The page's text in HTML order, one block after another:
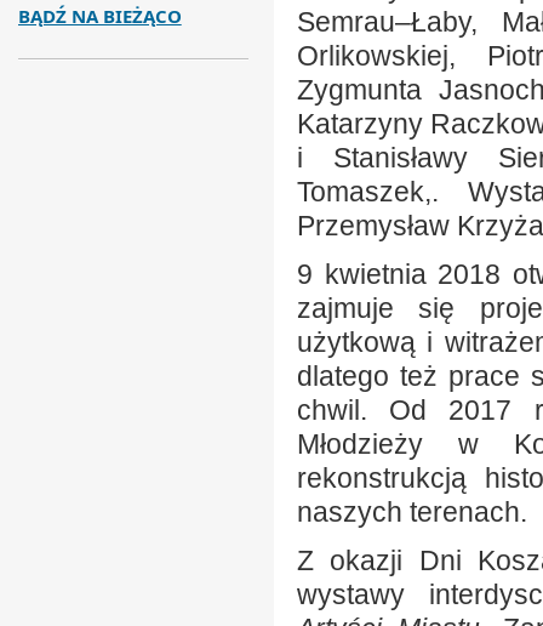
Semrau–Łaby,
Orlikowskiej,
Zygmunta
Katarzyny
i Stanisławy
Tomaszek,.
Przemysław
9 kwietnia 2018
zajmuje się
użytkową i
dlatego też prace
chwil. Od 2017
Młodzieży w
rekonstrukcją
naszych terenach.
Z okazji Dni
wystawy
BĄDŹ NA BIEŻĄCO